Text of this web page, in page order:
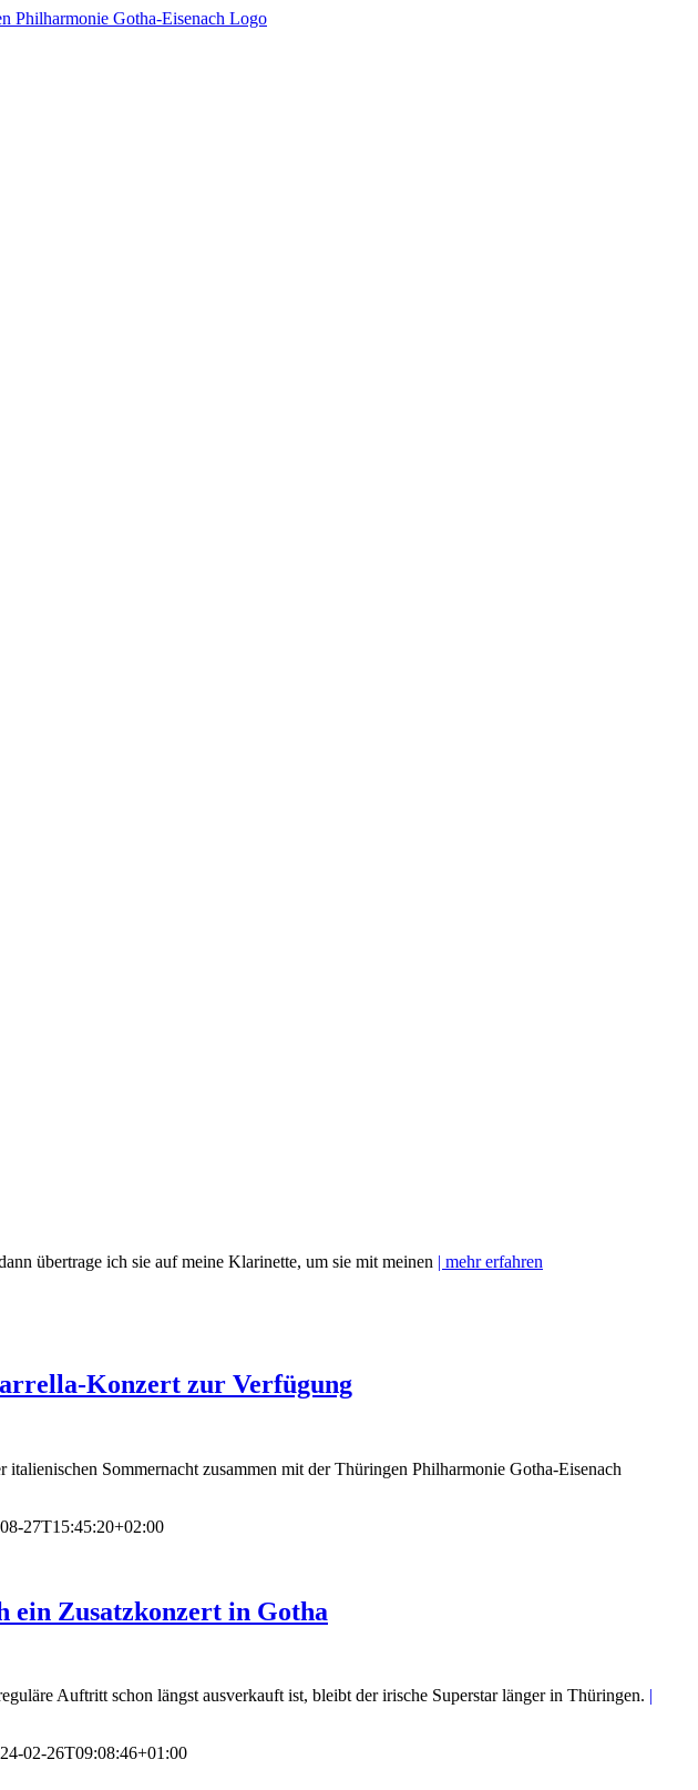
übertrage ich sie auf meine Klarinette, um sie mit meinen | mehr erfahren
Konzert zur Verfügung
Sommernacht zusammen mit der Thüringen Philharmonie Gotha-Eisenach
27T15:45:20+02:00
ein Zusatzkonzert in Gotha
Auftritt schon längst ausverkauft ist, bleibt der irische Superstar länger in Thüringen. |
02-26T09:08:46+01:00